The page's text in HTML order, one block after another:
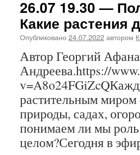
26.07 19.30 —
Какие растения
Опубликовано 24.07.2022автором
Автор Георгий
Андреева.https://
растительным
природы, садах,
понимаем ли мы роль
целом?Сегодня в